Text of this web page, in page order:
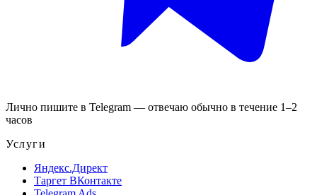
Лично пишите в Telegram — отвечаю обычно в течение 1–2
часов
Услуги
Яндекс.Директ
Таргет ВКонтакте